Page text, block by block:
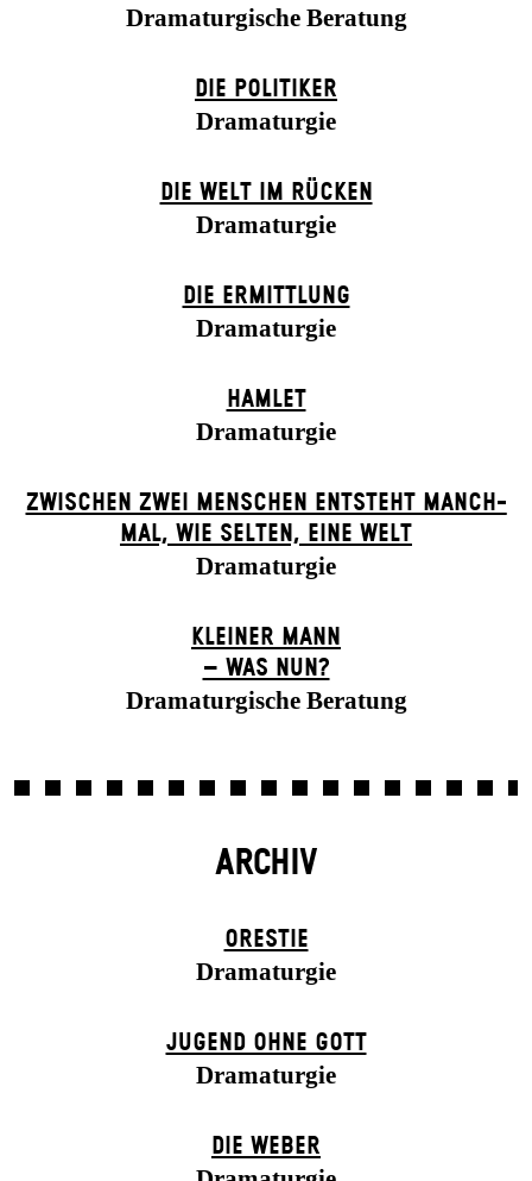
Dramaturgische Beratung
DIE POLITIKER
Dramaturgie
DIE WELT IM RÜCKEN
Dramaturgie
DIE ERMITTLUNG
Dramaturgie
HAMLET
Dramaturgie
ZWISCHEN ZWEI MENSCHEN ENT­STEHT MANCH­
MAL, WIE SELTEN, EINE WELT
Dramaturgie
KLEINER MANN
– WAS NUN?
Dramaturgische Beratung
ARCHIV
ORESTIE
Dramaturgie
JUGEND OHNE GOTT
Dramaturgie
DIE WEBER